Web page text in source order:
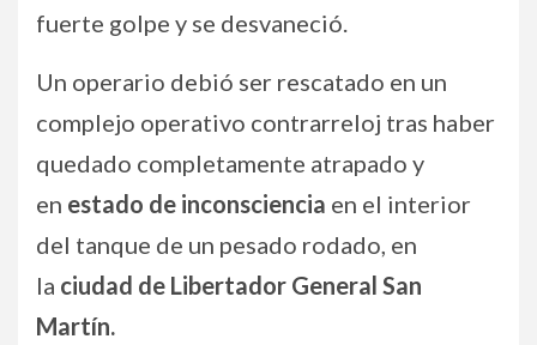
fuerte golpe y se desvaneció.
Un operario debió ser rescatado en un
complejo operativo contrarreloj tras haber
quedado completamente atrapado y
en estado de inconsciencia en el interior
del tanque de un pesado rodado, en
la ciudad de Libertador General San
Martín.